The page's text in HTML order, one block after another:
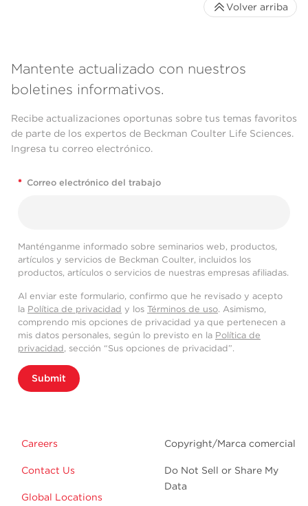
Mantente actualizado con nuestros
boletines informativos.
Recibe actualizaciones oportunas sobre tus temas favoritos
de parte de los expertos de Beckman Coulter Life Sciences.
Ingresa tu correo electrónico.
* Correo electrónico del trabajo
Manténganme informado sobre seminarios web, productos,
artículos y servicios de Beckman Coulter, incluidos los
productos, artículos o servicios de nuestras empresas afiliadas.
Al enviar este formulario, confirmo que he revisado y acepto
la Política de privacidad y los Términos de uso. Asimismo,
comprendo mis opciones de privacidad ya que pertenecen a
mis datos personales, según lo previsto en la Política de
privacidad, sección “Sus opciones de privacidad”.
Submit
Careers
Contact Us
Global Locations
Copyright/Marca comercial
Do Not Sell or Share My
Data
Volver arriba